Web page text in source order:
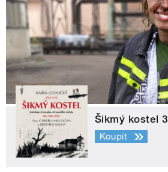
Šikmý kostel 3
Koupit